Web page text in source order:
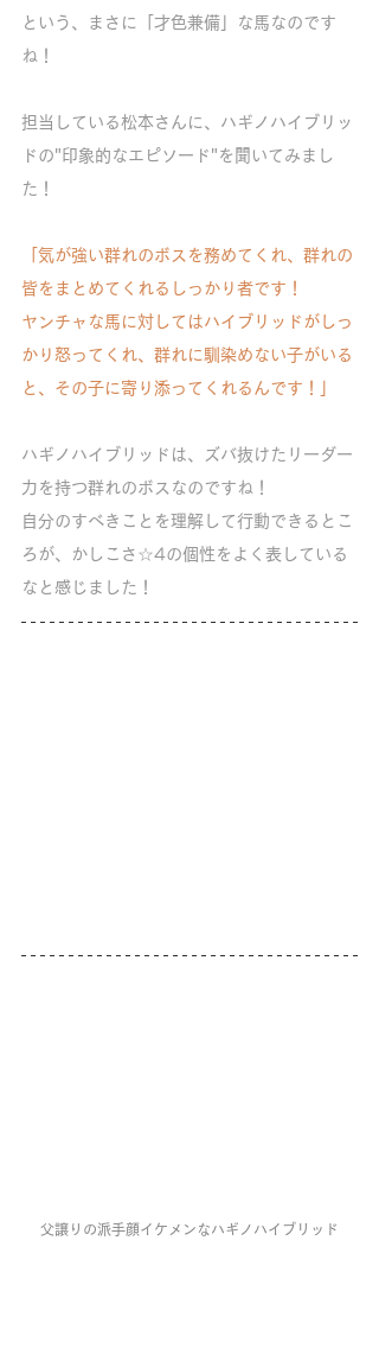
という、まさに「才色兼備」な馬なのです
ね！
担当している松本さんに、ハギノハイブリッ
ドの"印象的なエピソード"を聞いてみまし
た！
「気が強い群れのボスを務めてくれ、群れの
皆をまとめてくれるしっかり者です！
ヤンチャな馬に対してはハイブリッドがしっ
かり怒ってくれ、群れに馴染めない子がいる
と、その子に寄り添ってくれるんです！」
ハギノハイブリッドは、ズバ抜けたリーダー
力を持つ群れのボスなのですね！
自分のすべきことを理解して行動できるとこ
ろが、かしこさ☆4の個性をよく表している
なと感じました！
父譲りの派手顔イケメンなハギノハイブリッド